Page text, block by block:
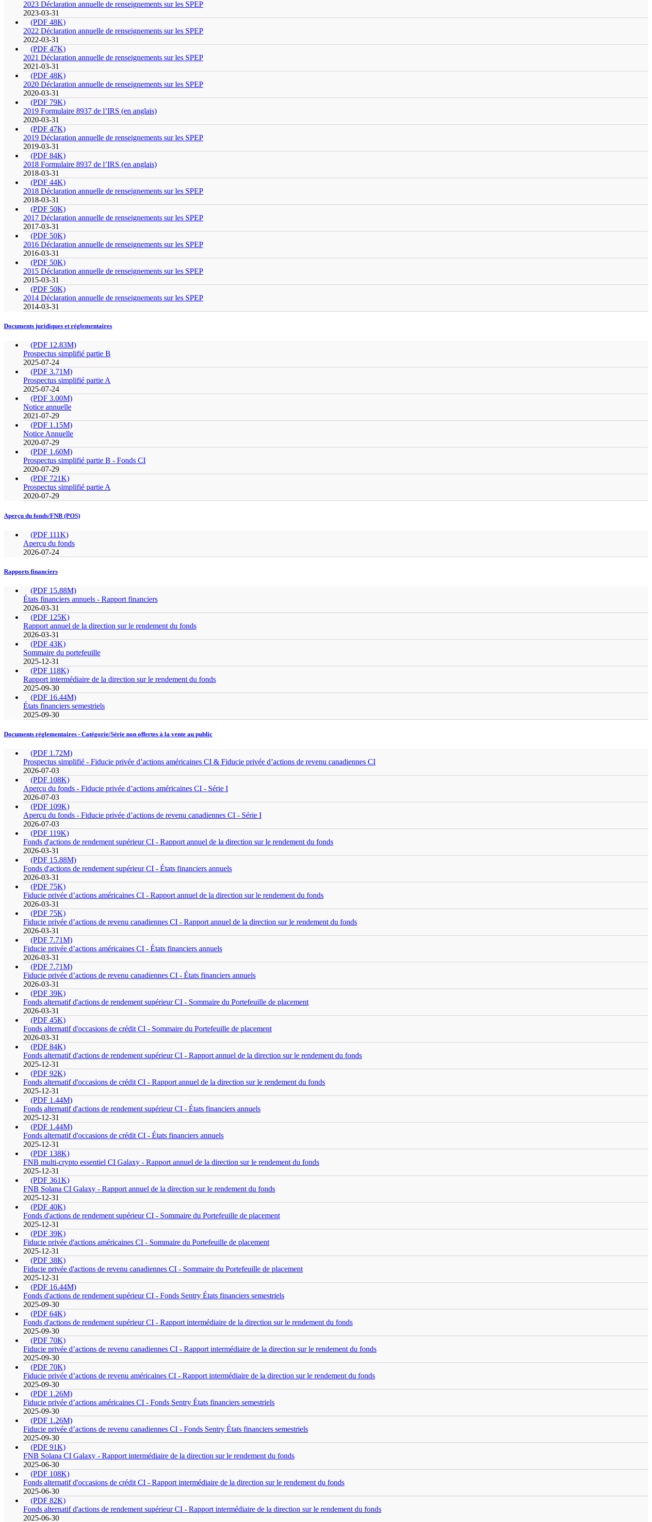
2023 Déclaration annuelle de renseignements sur les SPEP
2023-03-31
(PDF 48K)
2022 Déclaration annuelle de renseignements sur les SPEP
2022-03-31
(PDF 47K)
2021 Déclaration annuelle de renseignements sur les SPEP
2021-03-31
(PDF 48K)
2020 Déclaration annuelle de renseignements sur les SPEP
2020-03-31
(PDF 79K)
2019 Formulaire 8937 de l’IRS (en anglais)
2020-03-31
(PDF 47K)
2019 Déclaration annuelle de renseignements sur les SPEP
2019-03-31
(PDF 84K)
2018 Formulaire 8937 de l’IRS (en anglais)
2018-03-31
(PDF 44K)
2018 Déclaration annuelle de renseignements sur les SPEP
2018-03-31
(PDF 50K)
2017 Déclaration annuelle de renseignements sur les SPEP
2017-03-31
(PDF 50K)
2016 Déclaration annuelle de renseignements sur les SPEP
2016-03-31
(PDF 50K)
2015 Déclaration annuelle de renseignements sur les SPEP
2015-03-31
(PDF 50K)
2014 Déclaration annuelle de renseignements sur les SPEP
2014-03-31
Documents juridiques et réglementaires
(PDF 12.83M)
Prospectus simplifié partie B
2025-07-24
(PDF 3.71M)
Prospectus simplifié partie A
2025-07-24
(PDF 3.00M)
Notice annuelle
2021-07-29
(PDF 1.15M)
Notice Annuelle
2020-07-29
(PDF 1.60M)
Prospectus simplifié partie B - Fonds CI
2020-07-29
(PDF 721K)
Prospectus simplifié partie A
2020-07-29
Aperçu du fonds/FNB (POS)
(PDF 111K)
Aperçu du fonds
2026-07-24
Rapports financiers
(PDF 15.88M)
États financiers annuels - Rapport financiers
2026-03-31
(PDF 125K)
Rapport annuel de la direction sur le rendement du fonds
2026-03-31
(PDF 43K)
Sommaire du portefeuille
2025-12-31
(PDF 118K)
Rapport intermédiaire de la direction sur le rendement du fonds
2025-09-30
(PDF 16.44M)
États financiers semestriels
2025-09-30
Documents réglementaires - Catégorie/Série non offertes à la vente au public
(PDF 1.72M)
Prospectus simplifié - Fiducie privée d’actions américaines CI & Fiducie privée d’actions de revenu canadiennes CI
2026-07-03
(PDF 108K)
Aperçu du fonds - Fiducie privée d’actions américaines CI - Série I
2026-07-03
(PDF 109K)
Aperçu du fonds - Fiducie privée d’actions de revenu canadiennes CI - Série I
2026-07-03
(PDF 119K)
Fonds d'actions de rendement supérieur CI - Rapport annuel de la direction sur le rendement du fonds
2026-03-31
(PDF 15.88M)
Fonds d'actions de rendement supérieur CI - États financiers annuels
2026-03-31
(PDF 75K)
Fiducie privée d’actions américaines CI - Rapport annuel de la direction sur le rendement du fonds
2026-03-31
(PDF 75K)
Fiducie privée d’actions de revenu canadiennes CI - Rapport annuel de la direction sur le rendement du fonds
2026-03-31
(PDF 7.71M)
Fiducie privée d’actions américaines CI - États financiers annuels
2026-03-31
(PDF 7.71M)
Fiducie privée d’actions de revenu canadiennes CI - États financiers annuels
2026-03-31
(PDF 39K)
Fonds alternatif d'actions de rendement supérieur CI - Sommaire du Portefeuille de placement
2026-03-31
(PDF 45K)
Fonds alternatif d'occasions de crédit CI - Sommaire du Portefeuille de placement
2026-03-31
(PDF 84K)
Fonds alternatif d'actions de rendement supérieur CI - Rapport annuel de la direction sur le rendement du fonds
2025-12-31
(PDF 92K)
Fonds alternatif d'occasions de crédit CI - Rapport annuel de la direction sur le rendement du fonds
2025-12-31
(PDF 1.44M)
Fonds alternatif d'actions de rendement supérieur CI - États financiers annuels
2025-12-31
(PDF 1.44M)
Fonds alternatif d'occasions de crédit CI - États financiers annuels
2025-12-31
(PDF 138K)
FNB multi-crypto essentiel CI Galaxy - Rapport annuel de la direction sur le rendement du fonds
2025-12-31
(PDF 361K)
FNB Solana CI Galaxy - Rapport annuel de la direction sur le rendement du fonds
2025-12-31
(PDF 40K)
Fonds d'actions de rendement supérieur CI - Sommaire du Portefeuille de placement
2025-12-31
(PDF 39K)
Fiducie privée d'actions américaines CI - Sommaire du Portefeuille de placement
2025-12-31
(PDF 38K)
Fiducie privée d'actions de revenu canadiennes CI - Sommaire du Portefeuille de placement
2025-12-31
(PDF 16.44M)
Fonds d'actions de rendement supérieur CI - Fonds Sentry États financiers semestriels
2025-09-30
(PDF 64K)
Fonds d'actions de rendement supérieur CI - Rapport intermédiaire de la direction sur le rendement du fonds
2025-09-30
(PDF 70K)
Fiducie privée d’actions de revenu canadiennes CI - Rapport intermédiaire de la direction sur le rendement du fonds
2025-09-30
(PDF 70K)
Fiducie privée d’actions de revenu américaines CI - Rapport intermédiaire de la direction sur le rendement du fonds
2025-09-30
(PDF 1.26M)
Fiducie privée d’actions américaines CI - Fonds Sentry États financiers semestriels
2025-09-30
(PDF 1.26M)
Fiducie privée d’actions de revenu canadiennes CI - Fonds Sentry États financiers semestriels
2025-09-30
(PDF 91K)
FNB Solana CI Galaxy - Rapport intermédiaire de la direction sur le rendement du fonds
2025-06-30
(PDF 108K)
Fonds alternatif d'occasions de crédit CI - Rapport intermédiaire de la direction sur le rendement du fonds
2025-06-30
(PDF 82K)
Fonds alternatif d'actions de rendement supérieur CI - Rapport intermédiaire de la direction sur le rendement du fonds
2025-06-30